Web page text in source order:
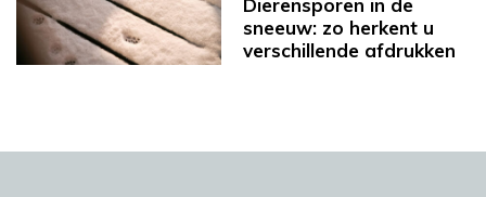
sneeuw: zo herkent u
verschillende afdrukken